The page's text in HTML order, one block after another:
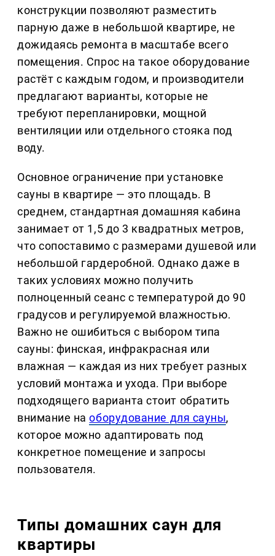
конструкции позволяют разместить
парную даже в небольшой квартире, не
дожидаясь ремонта в масштабе всего
помещения. Спрос на такое оборудование
растёт с каждым годом, и производители
предлагают варианты, которые не
требуют перепланировки, мощной
вентиляции или отдельного стояка под
воду.
Основное ограничение при установке
сауны в квартире — это площадь. В
среднем, стандартная домашняя кабина
занимает от 1,5 до 3 квадратных метров,
что сопоставимо с размерами душевой или
небольшой гардеробной. Однако даже в
таких условиях можно получить
полноценный сеанс с температурой до 90
градусов и регулируемой влажностью.
Важно не ошибиться с выбором типа
сауны: финская, инфракрасная или
влажная — каждая из них требует разных
условий монтажа и ухода. При выборе
подходящего варианта стоит обратить
внимание наоборудование для сауны,
которое можно адаптировать под
конкретное помещение и запросы
пользователя.
Типы домашних саун для
квартиры